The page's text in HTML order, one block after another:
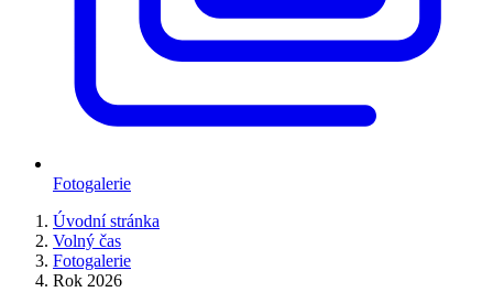
Fotogalerie
Úvodní stránka
Volný čas
Fotogalerie
Rok 2026